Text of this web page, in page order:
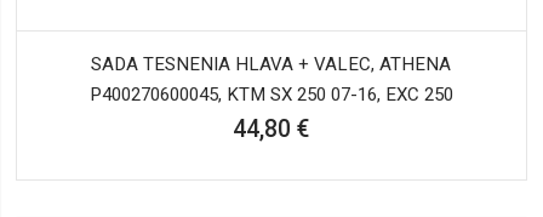
SADA TESNENIA HLAVA + VALEC, ATHENA
P400270600045, KTM SX 250 07-16, EXC 250
44,80 €